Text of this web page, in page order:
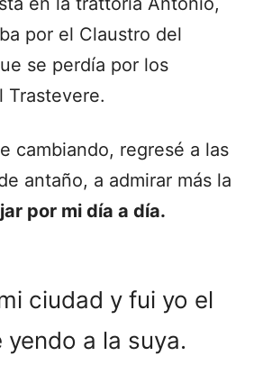
por el Claustro del
se perdía por los
Trastevere.
cambiando, regresé a las
antaño, a admirar más la
por mi día a día.
ciudad y fui yo el
yendo a la suya.